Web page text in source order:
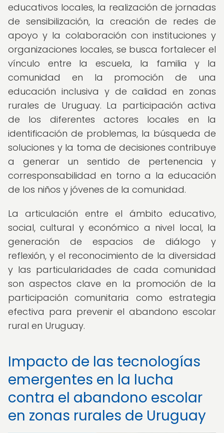
educativos locales, la realización de jornadas
de sensibilización, la creación de redes de
apoyo y la colaboración con instituciones y
organizaciones locales, se busca fortalecer el
vínculo entre la escuela, la familia y la
comunidad en la promoción de una
educación inclusiva y de calidad en zonas
rurales de Uruguay. La participación activa
de los diferentes actores locales en la
identificación de problemas, la búsqueda de
soluciones y la toma de decisiones contribuye
a generar un sentido de pertenencia y
corresponsabilidad en torno a la educación
de los niños y jóvenes de la comunidad.
La articulación entre el ámbito educativo,
social, cultural y económico a nivel local, la
generación de espacios de diálogo y
reflexión, y el reconocimiento de la diversidad
y las particularidades de cada comunidad
son aspectos clave en la promoción de la
participación comunitaria como estrategia
efectiva para prevenir el abandono escolar
rural en Uruguay.
Impacto de las tecnologías
emergentes en la lucha
contra el abandono escolar
en zonas rurales de Uruguay